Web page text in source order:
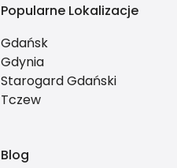
Popularne Lokalizacje
Gdańsk
Gdynia
Starogard Gdański
Tczew
Blog